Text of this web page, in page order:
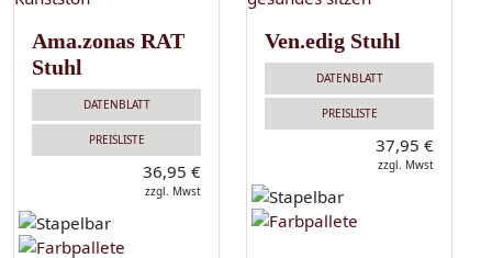
Ama.zonas RAT
Stuhl
DATENBLATT
PREISLISTE
36,95 €
zzgl. Mwst
Ven.edig Stuhl
DATENBLATT
PREISLISTE
37,95 €
zzgl. Mwst